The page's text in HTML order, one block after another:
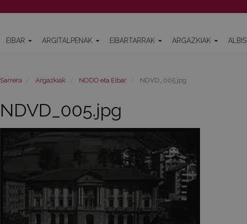
EIBAR ARGITALPENAK EIBARTARRAK ARGAZKIAK
Sarrera Argazkiak NODO eta Eibar NDVD_005.jpg
NDVD_005.jpg